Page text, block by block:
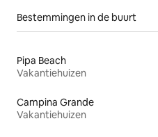
Bestemmingen in de buurt
Pipa Beach
Vakantiehuizen
Campina Grande
Vakantiehuizen